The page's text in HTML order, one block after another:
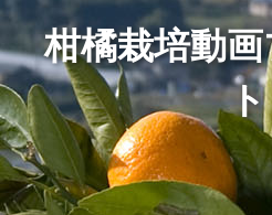
柑橘栽培動
ト